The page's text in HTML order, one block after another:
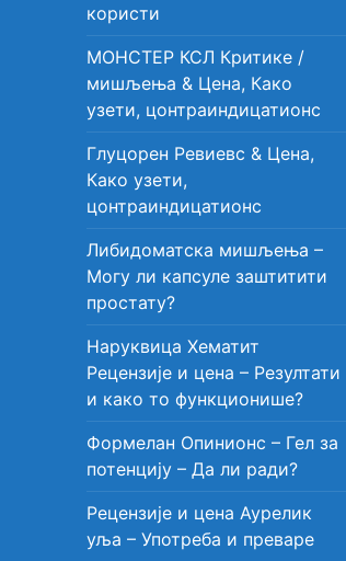
користи
МОНСТЕР КСЛ Критике /
мишљења & Цена, Како
узети, цонтраиндицатионс
Глуцорен Ревиевс & Цена,
Како узети,
цонтраиндицатионс
Либидоматска мишљења –
Могу ли капсуле заштитити
простату?
Наруквица Хематит
Рецензије и цена – Резултати
и како то функционише?
Формелан Опинионс – Гел за
потенцију – Да ли ради?
Рецензије и цена Аурелик
уља – Употреба и преваре